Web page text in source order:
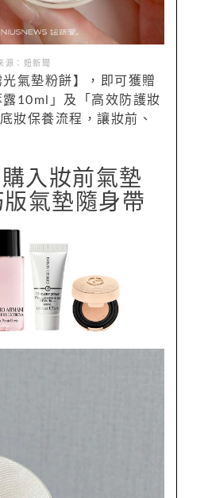
源：妞新聞
氣墊粉餅】，即可獲贈
露10ml」及「高效防護妝
妝保養流程，讓妝前、
入妝前氣墊
氣墊隨身帶